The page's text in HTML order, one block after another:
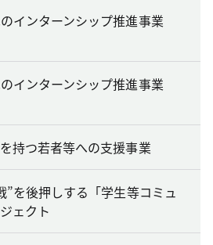
インターンシップ推進事業
インターンシップ推進事業
持つ若者等への支援事業
”を後押しする「学生等コミュ
ェクト